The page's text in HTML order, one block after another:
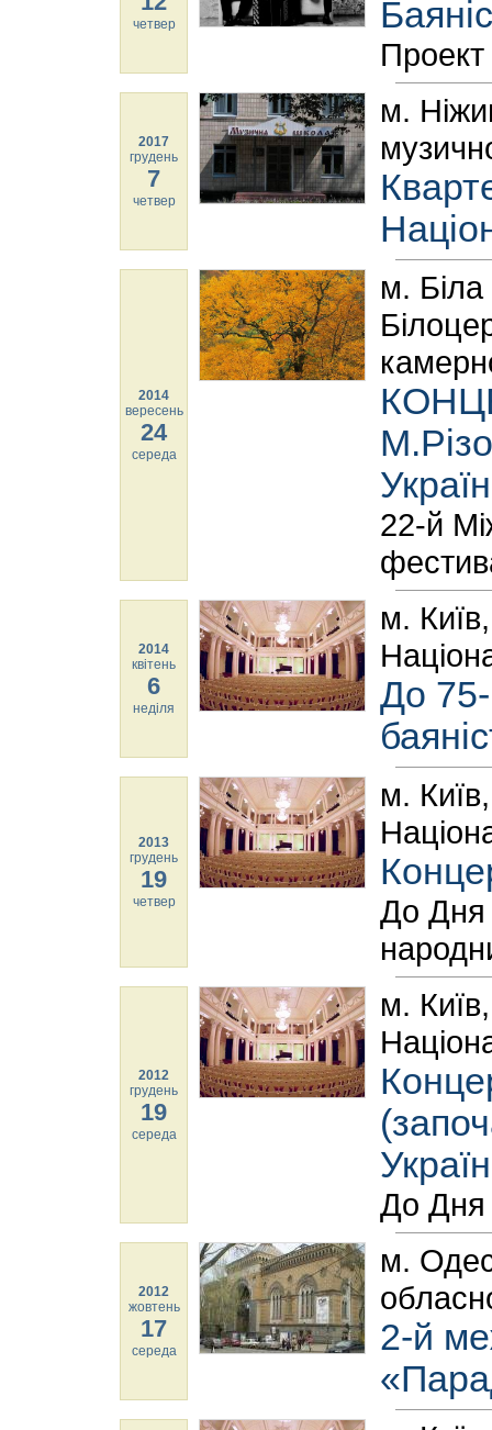
четвер
2017
грудень
7
четвер
м.
2014
вересень
24
середа
м.
22-й
2014
квітень
6
неділя
м.
До 75-
2013
грудень
19
четвер
м.
До Дня
2012
грудень
19
середа
м.
До Дня
2012
жовтень
17
середа
м.
2-й